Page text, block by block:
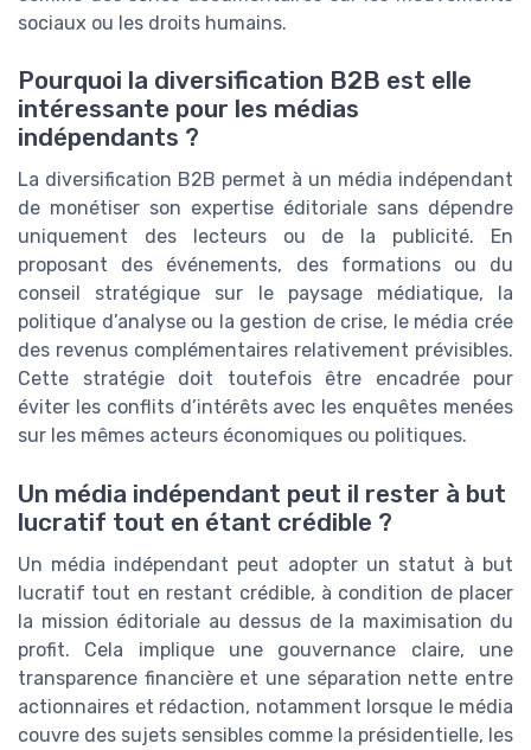
sociaux ou les droits humains.
Pourquoi la diversification B2B est elle
intéressante pour les médias
indépendants ?
La diversification B2B permet à un média indépendant
de monétiser son expertise éditoriale sans dépendre
uniquement des lecteurs ou de la publicité. En
proposant des événements, des formations ou du
conseil stratégique sur le paysage médiatique, la
politique d’analyse ou la gestion de crise, le média crée
des revenus complémentaires relativement prévisibles.
Cette stratégie doit toutefois être encadrée pour
éviter les conflits d’intérêts avec les enquêtes menées
sur les mêmes acteurs économiques ou politiques.
Un média indépendant peut il rester à but
lucratif tout en étant crédible ?
Un média indépendant peut adopter un statut à but
lucratif tout en restant crédible, à condition de placer
la mission éditoriale au dessus de la maximisation du
profit. Cela implique une gouvernance claire, une
transparence financière et une séparation nette entre
actionnaires et rédaction, notamment lorsque le média
couvre des sujets sensibles comme la présidentielle, les